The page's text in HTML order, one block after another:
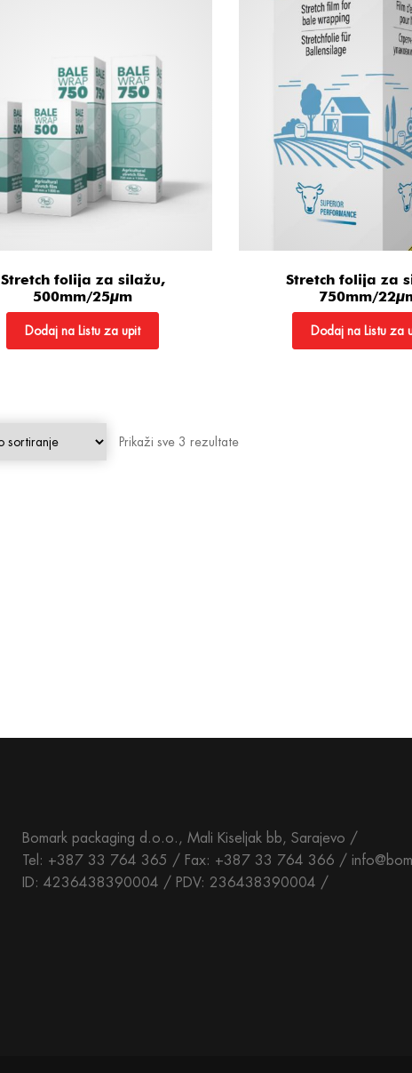
Stretch folija za silažu,
500mm/25µm
Dodaj na Listu za upit
Stretch folija za
750mm/
Dodaj na Listu za
Prikaži sve 3 rezultate
Bomark packaging d.o.o., Mali Kiseljak bb, Sarajevo /
Tel: +387 33 764 365 / Fax: +387 33 764 366 /
ID: 4236438390004 / PDV: 236438390004 /